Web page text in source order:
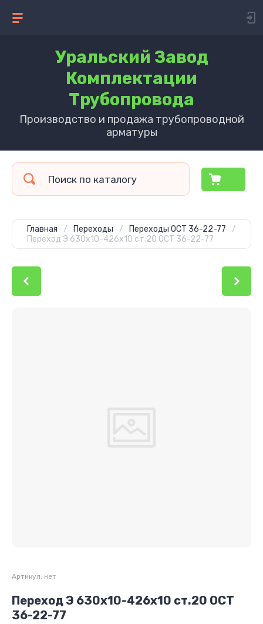
Уральский Завод
Комплектации
Трубопровода
Производство и продажа трубопроводной
арматуры
Главная / Переходы / Переходы ОСТ 36-22-77
/
Переход Э 630х10-426х10 ст.20 ОСТ 36-22-77
Артикул: нет
Переход Э 630х10-426х10 ст.20 ОСТ
36-22-77